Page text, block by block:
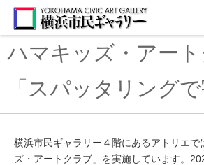
ハマキッズ・アー
「スパッタリング
横浜市民ギャラリー４階にあるアトリエ
ズ・アートクラブ」を実施しています。